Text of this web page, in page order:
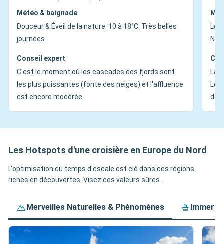
Météo & baignade
Douceur & Éveil de la nature. 10 à 18°C. Très belles
journées.
Conseil expert
C'est le moment où les cascades des fjords sont
les plus puissantes (fonte des neiges) et l'affluence
est encore modérée.
Le
La
Les Hotspots d'une croisière en Europe du Nord
L'optimisation du temps d'escale est clé dans ces régions
riches en découvertes. Visez ces valeurs sûres.
Merveilles Naturelles & Phénomènes